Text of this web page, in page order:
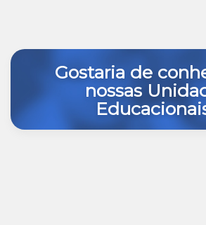
Gostaria de
nossas